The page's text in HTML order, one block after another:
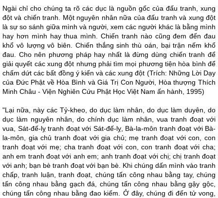
Ngài chỉ cho chúng ta rõ các dục là nguồn gốc của đấu tranh, xung
đột và chiến tranh. Một nguyên nhân nữa của đấu tranh và xung đột
là sự so sánh giữa mình và người, xem các người khác là bằng mình
hay hơn mình hay thua mình. Chiến tranh nào cũng đem đến đau
khổ vô lượng vô biên. Chiến thắng sinh thù oán, bại trận nếm khổ
đau. Cho nên phương pháp hay nhất là đừng dùng chiến tranh để
giải quyết các xung đột nhưng phải tìm mọi phương tiện hòa bình để
chấm dứt các bất đồng ý kiến và các xung đột (Trích: Những Lời Dạy
của Ðức Phật về Hòa Bình và Giá Trị Con Người, Hòa thượng Thích
Minh Châu - Viện Nghiên Cứu Phật Học Việt Nam ấn hành, 1995)
"Lại nữa, này các Tỷ-kheo, do dục làm nhân, do dục làm duyên, do
dục làm nguyên nhân, do chính dục làm nhân, vua tranh đoạt với
vua, Sát-đế-lỵ tranh đoạt với Sát-đế-lỵ, Bà-la-môn tranh đoạt với Bà-
la-môn, gia chủ tranh đoạt với gia chủ; mẹ tranh đoạt với con, con
tranh đoạt với mẹ; cha tranh đoạt với con, con tranh đoạt với cha;
anh em tranh đoạt với anh em; anh tranh đoạt với chị; chị tranh đoạt
với anh; bạn bè tranh đoạt với bạn bè. Khi chúng dấn mình vào tranh
chấp, tranh luận, tranh đoạt, chúng tấn công nhau bằng tay, chúng
tấn công nhau bằng gạch đá, chúng tấn công nhau bằng gậy gộc,
chúng tấn công nhau bằng đao kiếm. Ở đây, chúng đi đến tử vong,